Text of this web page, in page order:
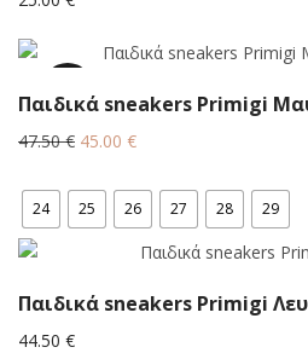
Παιδικά sneakers Primigi
47.50€ Original
was:
47.50 €.
45.00 €Η
τιμή
είναι:
45.00 €.
24 25 26 27 28 29
Παιδικά sneakers Primigi
44.50 €